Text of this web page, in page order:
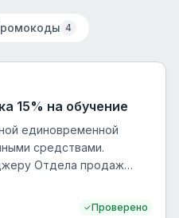
4
15% на обучение
единовременной
средствами.
Отдела продаж
Высшего
Проверено